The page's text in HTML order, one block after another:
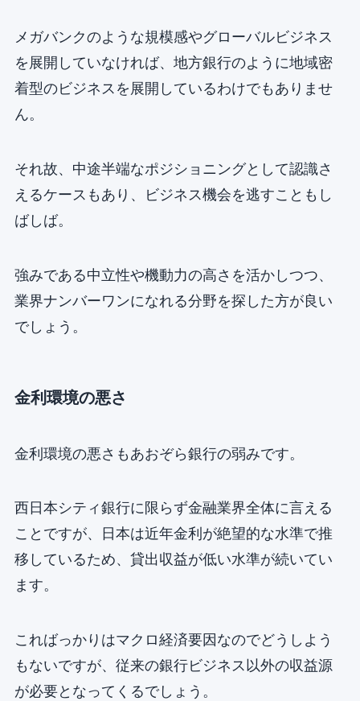
メガバンクのような規模感やグローバルビジネス
を展開していなければ、地方銀行のように地域密
着型のビジネスを展開しているわけでもありませ
ん。
それ故、中途半端なポジショニングとして認識さ
えるケースもあり、ビジネス機会を逃すこともし
ばしば。
強みである中立性や機動力の高さを活かしつつ、
業界ナンバーワンになれる分野を探した方が良い
でしょう。
金利環境の悪さ
金利環境の悪さもあおぞら銀行の弱みです。
西日本シティ銀行に限らず金融業界全体に言える
ことですが、日本は近年金利が絶望的な水準で推
移しているため、貸出収益が低い水準が続いてい
ます。
こればっかりはマクロ経済要因なのでどうしよう
もないですが、従来の銀行ビジネス以外の収益源
が必要となってくるでしょう。